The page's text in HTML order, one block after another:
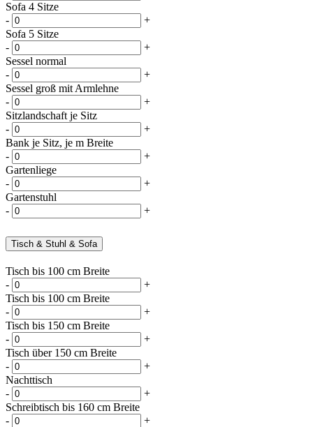
Sofa 4 Sitze
-
+
Sofa 5 Sitze
-
+
Sessel normal
-
+
Sessel groß mit Armlehne
-
+
Sitzlandschaft je Sitz
-
+
Bank je Sitz, je m Breite
-
+
Gartenliege
-
+
Gartenstuhl
-
+
Tisch & Stuhl & Sofa
Tisch bis 100 cm Breite
-
+
Tisch bis 100 cm Breite
-
+
Tisch bis 150 cm Breite
-
+
Tisch über 150 cm Breite
-
+
Nachttisch
-
+
Schreibtisch bis 160 cm Breite
-
+